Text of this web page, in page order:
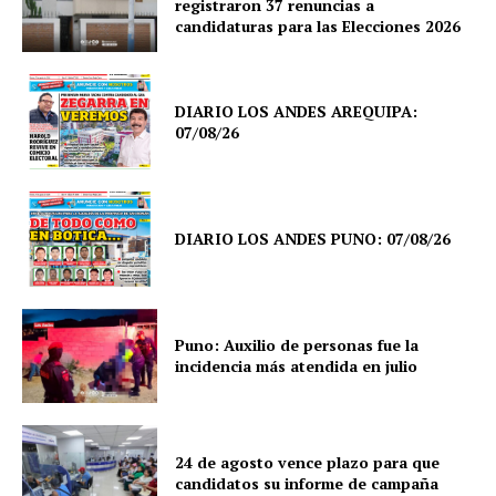
Diario los Andes
Nosotros
Contacto
Prensa
registraron 37 renuncias a
candidaturas para las Elecciones 2026
DIARIO LOS ANDES AREQUIPA:
07/08/26
DIARIO LOS ANDES PUNO: 07/08/26
Puno: Auxilio de personas fue la
incidencia más atendida en julio
24 de agosto vence plazo para que
candidatos su informe de campaña